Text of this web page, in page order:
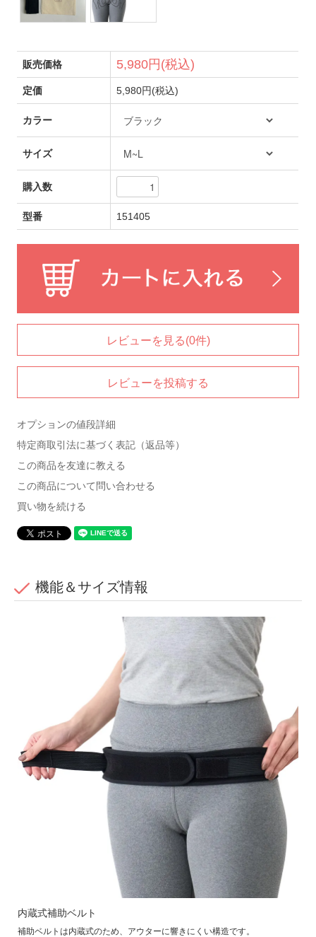
販売価格 5,980円(税込)
定価 5,980円(税込)
カラー
サイズ
購入数
型番 151405
レビューを見る(0件)
レビューを投稿する
オプションの値段詳細
特定商取引法に基づく表記（返品等）
この商品を友達に教える
この商品について問い合わせる
買い物を続ける
機能＆サイズ情報
内蔵式補助ベルト
補助ベルトは内蔵式のため、アウターに響きにくい構造です。